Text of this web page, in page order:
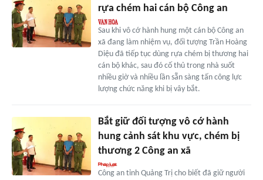
rựa chém hai cán bộ Công an
Sau khi vô cớ hành hung một cán bộ Công an
xã đang làm nhiệm vụ, đối tượng Trần Hoàng
Diệu đã tiếp tục dùng rựa chém bị thương hai
cán bộ khác, sau đó cố thủ trong nhà suốt
nhiều giờ và nhiều lần sẵn sàng tấn công lực
lượng chức năng khi bị vây bắt.
Bắt giữ đối tượng vô cớ hành
hung cảnh sát khu vực, chém bị
thương 2 Công an xã
Công an tỉnh Quảng Trị cho biết đã giữ người